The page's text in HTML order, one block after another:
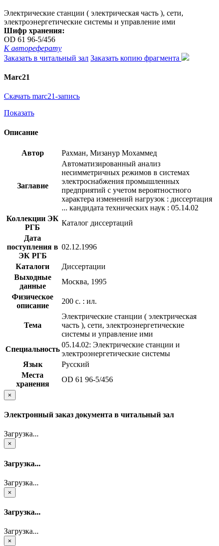
Электрические станции ( электрическая часть ), сети,
электроэнергетические системы и управление ими
Шифр хранения:
OD 61 96-5/456
К автореферату
Заказать в читальный зал Заказать копию фрагмента
Marc21
Скачать marc21-запись
Показать
Описание
Автор Рахман, Мизанур Мохаммед
Заглавие
Автоматизированный анализ
несимметричных режимов в системах
электроснабжения промышленных
предприятий с учетом вероятностного
характера изменений нагрузок : диссертация
... кандидата технических наук : 05.14.02
Коллекции ЭК
РГБ
Каталог диссертаций
Дата
поступления в
ЭК РГБ
02.12.1996
Каталоги
Диссертации
Выходные
данные
Москва, 1995
Физическое
описание
200 с. : ил.
Тема
Электрические станции ( электрическая
часть ), сети, электроэнергетические
системы и управление ими
Специальность
05.14.02: Электрические станции и
электроэнергетические системы
Язык
Русский
Места
хранения
OD 61 96-5/456
×
Электронный заказ документа в читальный зал
Загрузка...
×
Загрузка...
Загрузка...
×
Загрузка...
Загрузка...
×